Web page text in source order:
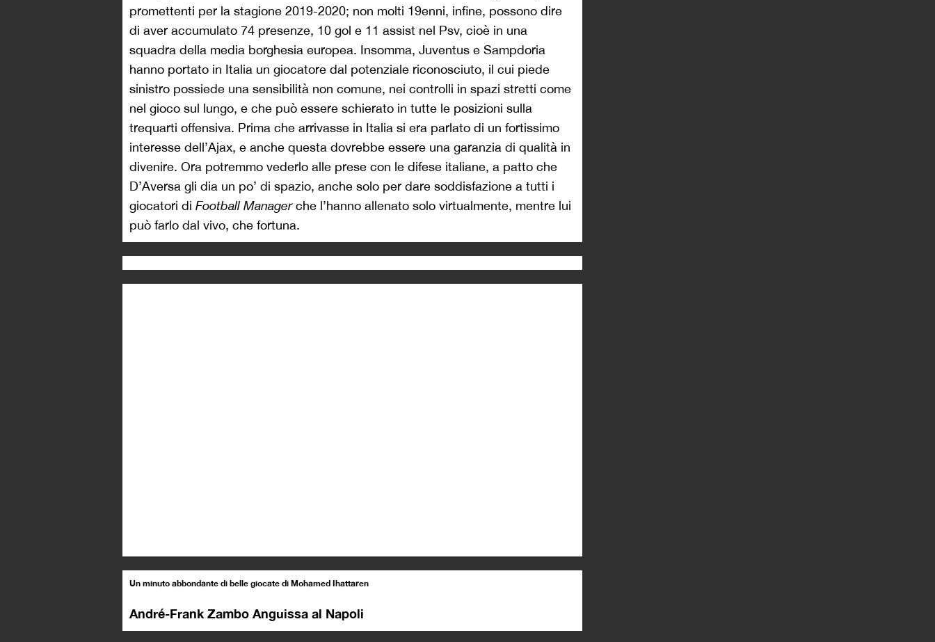
promettenti per la stagione 2019-2020; non molti 19enni, infine, possono dire
di aver accumulato 74 presenze, 10 gol e 11 assist nel Psv, cioè in una
squadra della media borghesia europea. Insomma, Juventus e Sampdoria
hanno portato in Italia un giocatore dal potenziale riconosciuto, il cui piede
sinistro possiede una sensibilità non comune, nei controlli in spazi stretti come
nel gioco sul lungo, e che può essere schierato in tutte le posizioni sulla
trequarti offensiva. Prima che arrivasse in Italia si era parlato di un fortissimo
interesse dell’Ajax, e anche questa dovrebbe essere una garanzia di qualità in
divenire. Ora potremmo vederlo alle prese con le difese italiane, a patto che
D’Aversa gli dia un po’ di spazio, anche solo per dare soddisfazione a tutti i
giocatori di Football Managerche l’hanno allenato solo virtualmente, mentre lui
può farlo dal vivo, che fortuna.
Un minuto abbondante di belle giocate di Mohamed Ihattaren
André-Frank Zambo Anguissa al Napoli